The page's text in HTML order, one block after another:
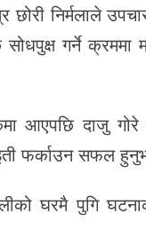
निर्मलाले
गर्ने क्रममा
आएपछि दाजु
फर्काउन सफल
घरमै पुगि